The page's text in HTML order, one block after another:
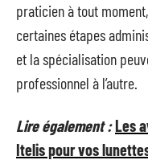
praticien à tout
certaines étapes
et la spécialisation
professionnel à l’autre.
Lire également :Les
Itelis pour vos